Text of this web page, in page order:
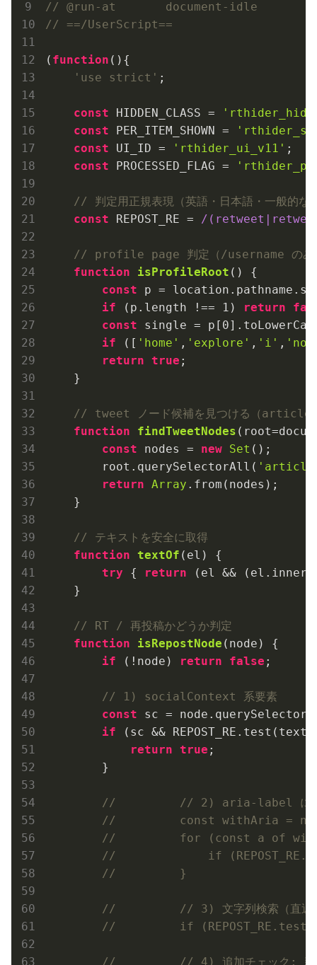
// @run-at       document-idle
// ==/UserScript==
( function ( )
    'use strict'
;
const HIDDEN_CLASS =
const PER_ITEM_SHOWN =
const UI_ID = 'rthider_ui_v11' ;
const PROCESSED_FLAG =
// 判定用正規表現（英語・日本語・一般的な
const REPOST_RE = /
// profile page 判定（/username のみ
function
isProfileRoot ( ) {
const p =
if (p.length !== 1 ) return
const single = p[ 0
if ([ 'home' , 'explore' , 'i' ,
return true ;
    }
// tweet ノード候補を見つける（
function
findTweetNodes (
const nodes = new Set ();
        root.querySelectorAll(
return Array .from(nodes);
    }
// テキストを安全に取得
function textOf ( el ) {
try { return (el &&
    }
// RT / 再投稿かどうか判定
function
isRepostNode ( node ) {
if (!node) return false ;
// 1) socialContext 系要素
const sc = node.querySelector(
if (sc &&
return true ;
        }
//         // 2) aria-label に該当
//         const withAria =
//         for (const a of
//             if
//         }
//         // 3) 文字列検索（直近の
//         if
//         // 4) 追加チェック: 親要